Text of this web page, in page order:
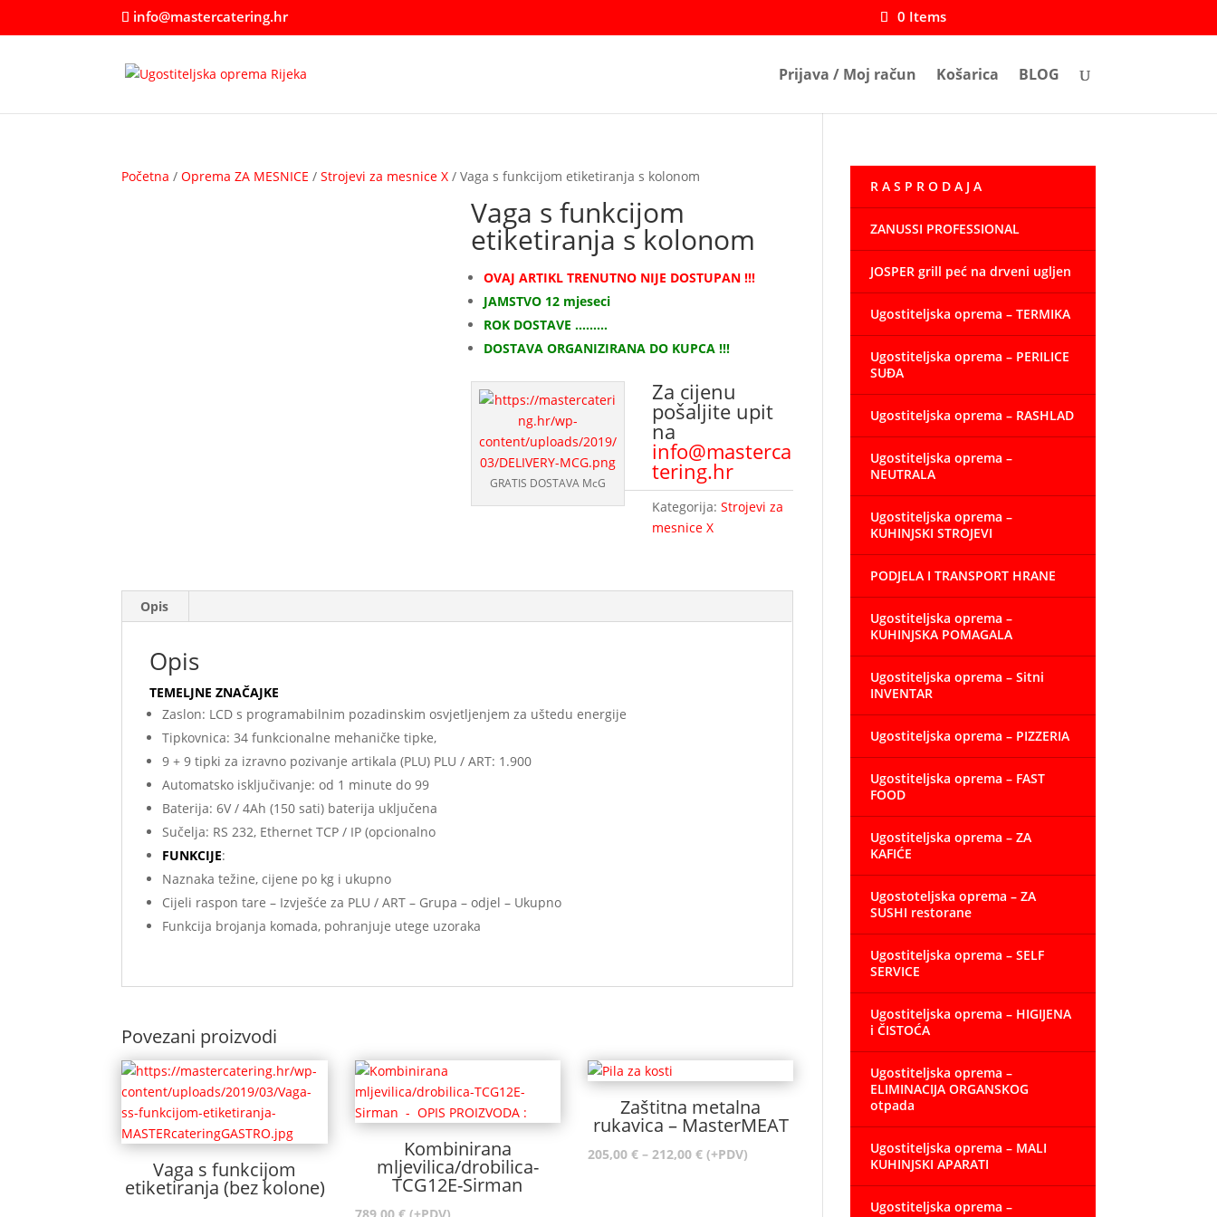
info@mastercatering.hr 0 Items
Prijava / Moj račun Košarica BLOG
Početna /Oprema ZA MESNICE /Strojevi za mesnice X / Vaga s funkcijom etiketiranja s kolonom
Vaga s funkcijom
etiketiranja s kolonom
OVAJ ARTIKL TRENUTNO NIJE DOSTUPAN !!!
JAMSTVO 12 mjeseci
ROK DOSTAVE ………
DOSTAVA ORGANIZIRANA DO KUPCA !!!
GRATIS DOSTAVA McG
Za cijenu
pošaljite upit
na
info@masterca
tering.hr
Kategorija:Strojevi za
mesnice X
Opis
Opis
TEMELJNE ZNAČAJKE
Zaslon: LCD s programabilnim pozadinskim osvjetljenjem za uštedu energije
Tipkovnica: 34 funkcionalne mehaničke tipke,
9 + 9 tipki za izravno pozivanje artikala (PLU) PLU / ART: 1.900
Automatsko isključivanje: od 1 minute do 99
Baterija: 6V / 4Ah (150 sati) baterija uključena
Sučelja: RS 232, Ethernet TCP / IP (opcionalno
FUNKCIJE:
Naznaka težine, cijene po kg i ukupno
Cijeli raspon tare – Izvješće za PLU / ART – Grupa – odjel – Ukupno
Funkcija brojanja komada, pohranjuje utege uzoraka
Povezani proizvodi
Vaga s funkcijom
etiketiranja (bez kolone)
Kombinirana
mljevilica/drobilica-
TCG12E-Sirman
789,00 € (+PDV)
Zaštitna metalna
rukavica – MasterMEAT
205,00 € – 212,00 €Raspon
(+PDV)
R A S P R O D A J A
ZANUSSI PROFESSIONAL
JOSPER grill peć na drveni ugljen
Ugostiteljska oprema – TERMIKA
Ugostiteljska oprema – PERILICE
SUĐA
Ugostiteljska oprema – RASHLAD
Ugostiteljska oprema –
NEUTRALA
Ugostiteljska oprema –
KUHINJSKI STROJEVI
PODJELA I TRANSPORT HRANE
Ugostiteljska oprema –
KUHINJSKA POMAGALA
Ugostiteljska oprema – Sitni
INVENTAR
Ugostiteljska oprema – PIZZERIA
Ugostiteljska oprema – FAST
FOOD
Ugostiteljska oprema – ZA
KAFIĆE
Ugostoteljska oprema – ZA
SUSHI restorane
Ugostiteljska oprema – SELF
SERVICE
Ugostiteljska oprema – HIGIJENA
i ČISTOĆA
Ugostiteljska oprema –
ELIMINACIJA ORGANSKOG
otpada
Ugostiteljska oprema – MALI
KUHINJSKI APARATI
Ugostiteljska oprema –